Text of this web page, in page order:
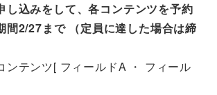
し込みをして、各コンテンツを予約
間2/27まで （定員に達した場合は締
ンテンツ[ フィールドA ・ フィール